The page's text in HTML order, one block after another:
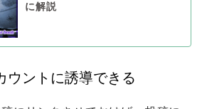
に解説
ウントに誘導できる